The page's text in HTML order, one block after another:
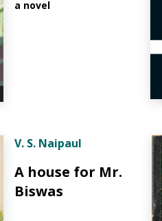
a novel
V. S. Naipaul
A house for Mr.
Biswas